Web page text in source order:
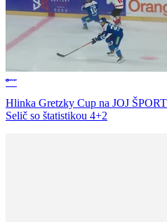
Hlinka Gretzky Cup na JOJ
Selič so štatistikou 4+2